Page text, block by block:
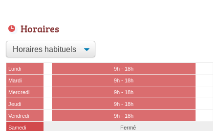
Horaires
Lundi
9h - 18h
Mardi
9h - 18h
Mercredi
9h - 18h
Jeudi
9h - 18h
Vendredi
9h - 18h
Samedi
Fermé